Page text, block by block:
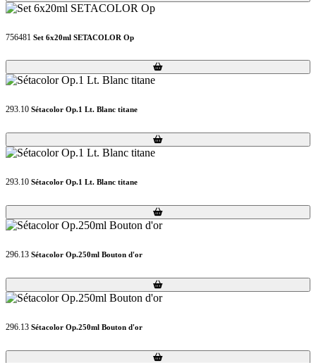
756481 Set 6x20ml SETACOLOR Op
Loading...
Loading...
293.10 Sétacolor Op.1 Lt. Blanc titane
Loading...
Loading...
293.10 Sétacolor Op.1 Lt. Blanc titane
Loading...
Loading...
296.13 Sétacolor Op.250ml Bouton d'or
Loading...
Loading...
296.13 Sétacolor Op.250ml Bouton d'or
Loading...
Loading...